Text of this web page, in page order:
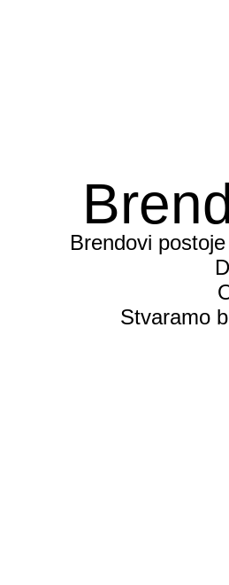
Brendovi
Stvaramo